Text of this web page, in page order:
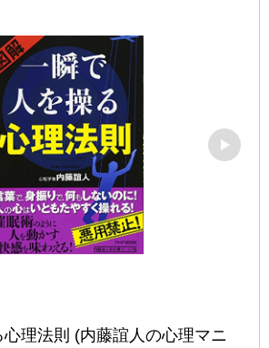
理法則 (内藤誼人の心理マニ